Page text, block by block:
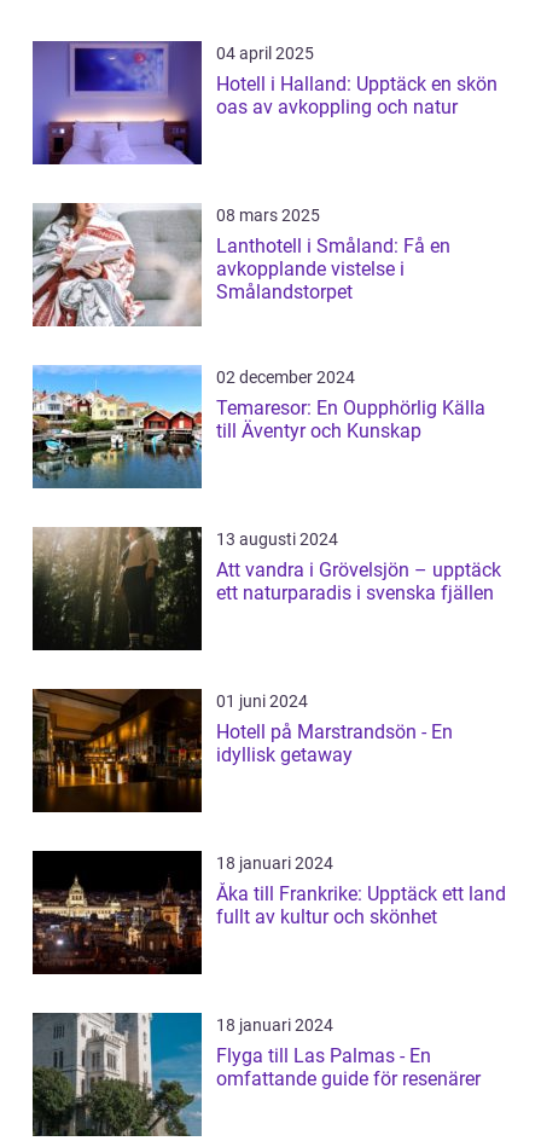
04 april 2025
Hotell i Halland: Upptäck en skön
oas av avkoppling och natur
08 mars 2025
Lanthotell i Småland: Få en
avkopplande vistelse i
Smålandstorpet
02 december 2024
Temaresor: En Oupphörlig Källa
till Äventyr och Kunskap
13 augusti 2024
Att vandra i Grövelsjön – upptäck
ett naturparadis i svenska fjällen
01 juni 2024
Hotell på Marstrandsön - En
idyllisk getaway
18 januari 2024
Åka till Frankrike: Upptäck ett land
fullt av kultur och skönhet
18 januari 2024
Flyga till Las Palmas - En
omfattande guide för resenärer